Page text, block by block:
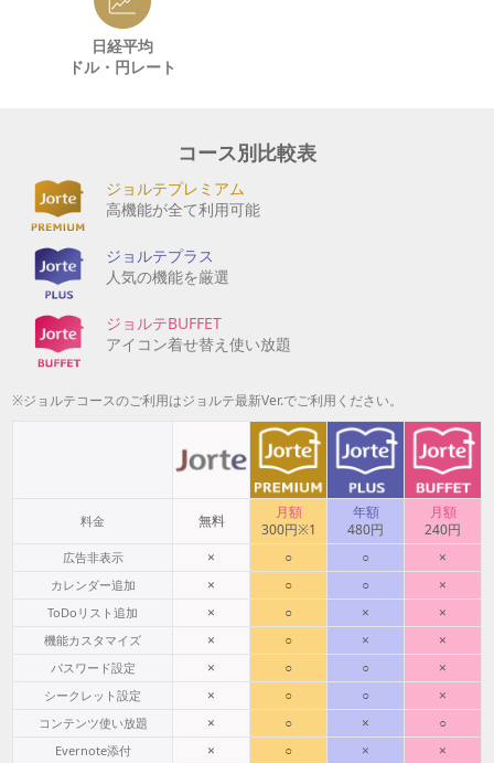
日経平均
ドル・円レート
コース別比較表
ジョルテプレミアム
高機能が全て利用可能
ジョルテプラス
人気の機能を厳選
ジョルテBUFFET
アイコン着せ替え使い放題
※ジョルテコースのご利用はジョルテ最新Ver.でご利用ください。
料金 無料
月額
300円※1
年額
480円
月額
240円
広告非表示 × ○ ○ ×
カレンダー追加 × ○ ○ ×
ToDoリスト追加 × ○ × ×
機能カスタマイズ × ○ × ×
パスワード設定 × ○ ○ ×
シークレット設定 × ○ ○ ×
コンテンツ使い放題 × ○ × ○
Evernote添付 × ○ × ×